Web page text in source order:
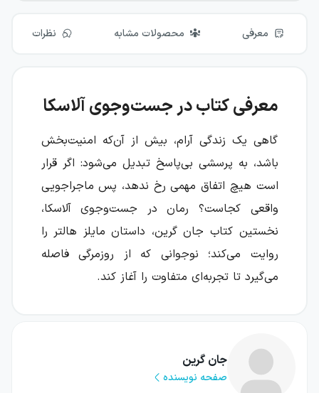
معرفی محصولات مشابه نظرات
معرفی کتاب در جست‌وجوی آلاسکا
گاهی یک زندگی آرام، بیش از آن‌که امنیت‌بخش
باشد، به پرسشی بی‌پاسخ تبدیل می‌شود: اگر قرار
است هیچ اتفاق مهمی رخ ندهد، پس ماجراجویی
واقعی کجاست؟ رمان در جست‌وجوی آلاسکا،
نخستین کتاب جان گرین، داستان مایلز هالتر را
روایت می‌کند؛ نوجوانی که از روزمرگی فاصله
می‌گیرد تا تجربه‌ای متفاوت را آغاز کند.
ندارد که زندگی‌اش را از زندگی دیگران متمایز کند.
ورود او به مدرسه شبانه‌روزی کالور کریک، آغاز
جان گرین
صفحه نویسنده